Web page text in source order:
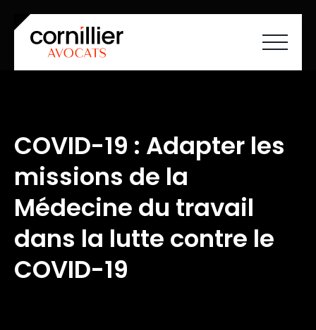
Savoir-faire
Équipe
Société à mission
Actualités
Cartographie ESS
Contact
COVID-19 : Adapter les
missions de la
Médecine du travail
dans la lutte contre le
COVID-19